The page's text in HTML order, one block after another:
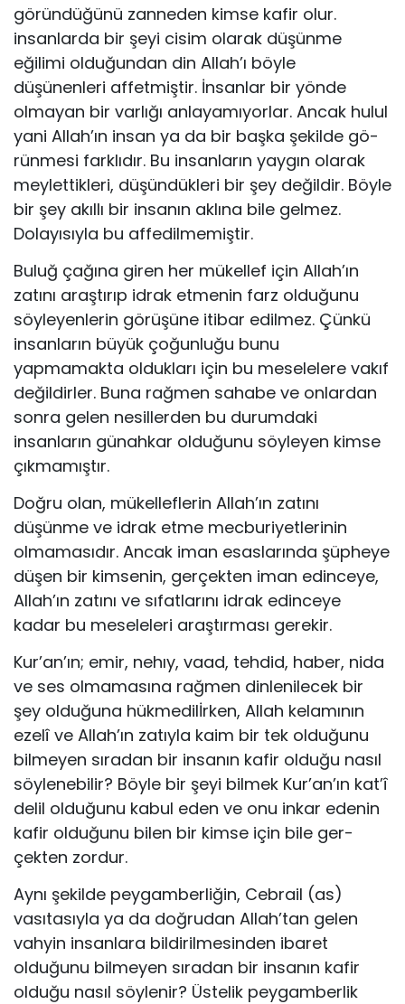
göründüğünü zanneden kimse ka­fir olur.
insanlarda bir şeyi cisim olarak düşünme
eğilimi olduğundan din Allah’ı böyle
düşünenleri affetmiştir. İnsanlar bir yönde
olmayan bir varlığı anlayamıyorlar. Ancak hulul
yani Allah’ın insan ya da bir başka şekilde gö­
rünmesi farklıdır. Bu insanların yaygın olarak
meylettikleri, düşündükleri bir şey değildir. Böyle
bir şey akıllı bir insanın aklına bile gelmez.
Dolayısıy­la bu affedilmemiştir.
Buluğ çağına giren her mükellef için Allah’ın
zatını araştırıp idrak etme­nin farz olduğunu
söyleyenlerin görüşüne itibar edilmez. Çünkü
insanların büyük çoğunluğu bunu
yapmamakta oldukları için bu meselelere vakıf
değildirler. Buna rağmen sahabe ve onlardan
sonra gelen nesillerden bu du­rumdaki
insanların günahkar olduğunu söyleyen kimse
çıkmamıştır.
Doğru olan, mükelleflerin Allah’ın zatını
düşünme ve idrak etme mecbu­riyetlerinin
olmamasıdır. Ancak iman esaslarında şüpheye
düşen bir kimse­nin, gerçekten iman edinceye,
Allah’ın zatını ve sıfatlarını idrak edinceye
kadar bu meseleleri araştırması gerekir.
Kur’an’ın; emir, nehıy, vaad, tehdid, haber, nida
ve ses olmamasına rağ­men dinlenilecek bir
şey olduğuna hükmedilİrken, Allah kelamının
ezelî ve Allah’ın zatıyla kaim bir tek olduğunu
bilmeyen sıradan bir insanın kafir ol­duğu nasıl
söylenebilir? Böyle bir şeyi bilmek Kur’an’ın kat’î
delil olduğunu kabul eden ve onu inkar edenin
kafir olduğunu bilen bir kimse için bile ger­
çekten zordur.
Aynı şekilde peygamberliğin, Cebrail (as)
vasıtasıyla ya da doğrudan Al­lah’tan gelen
vahyin insanlara bildirilmesinden ibaret
olduğunu bilmeyen sı­radan bir insanın kafir
olduğu nasıl söylenir? Üstelik peygamberlik